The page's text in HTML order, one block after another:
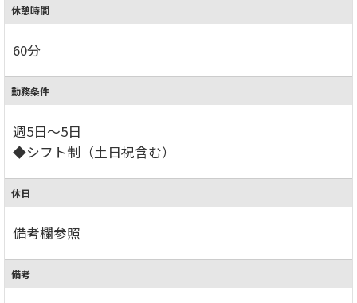
休憩時間
60分
勤務条件
週5日～5日
◆シフト制（土日祝含む）
休日
備考欄参照
備考